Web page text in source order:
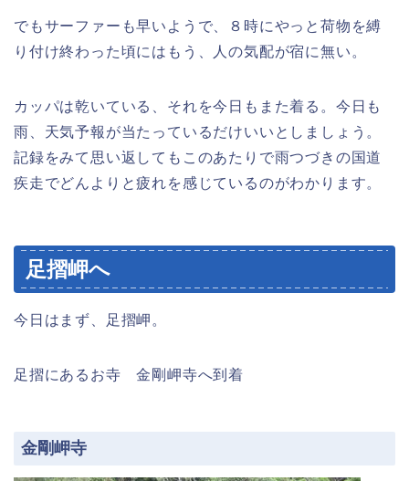
でもサーファーも早いようで、８時にやっと荷物を縛
り付け終わった頃にはもう、人の気配が宿に無い。
カッパは乾いている、それを今日もまた着る。今日も
雨、天気予報が当たっているだけいいとしましょう。
記録をみて思い返してもこのあたりで雨つづきの国道
疾走でどんよりと疲れを感じているのがわかります。
足摺岬へ
今日はまず、足摺岬。
足摺にあるお寺 金剛岬寺へ到着
金剛岬寺